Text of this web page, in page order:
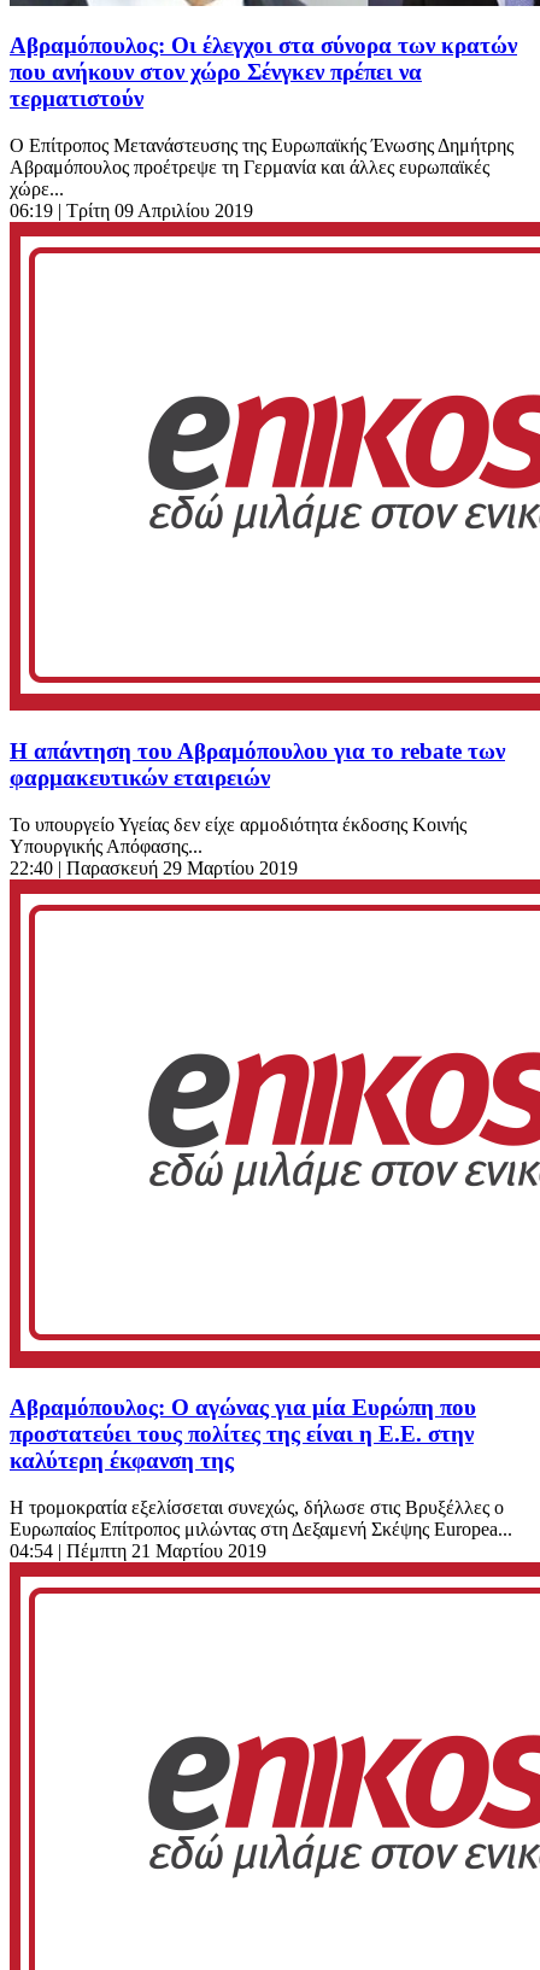
Αβραμόπουλος: Οι έλεγχοι στα σύνορα των κρατών
που ανήκουν στον χώρο Σένγκεν πρέπει να
τερματιστούν
Ο Επίτροπος Μετανάστευσης της Ευρωπαϊκής Ένωσης Δημήτρης
Αβραμόπουλος προέτρεψε τη Γερμανία και άλλες ευρωπαϊκές
χώρε...
06:19 | Τρίτη 09 Απριλίου 2019
Η απάντηση του Αβραμόπουλου για το rebate των
φαρμακευτικών εταιρειών
Το υπουργείο Υγείας δεν είχε αρμοδιότητα έκδοσης Κοινής
Υπουργικής Απόφασης...
22:40 | Παρασκευή 29 Μαρτίου 2019
Αβραμόπουλος: Ο αγώνας για μία Ευρώπη που
προστατεύει τους πολίτες της είναι η Ε.Ε. στην
καλύτερη έκφανση της
Η τρομοκρατία εξελίσσεται συνεχώς, δήλωσε στις Βρυξέλλες ο
Ευρωπαίος Επίτροπος μιλώντας στη Δεξαμενή Σκέψης Europea...
04:54 | Πέμπτη 21 Μαρτίου 2019